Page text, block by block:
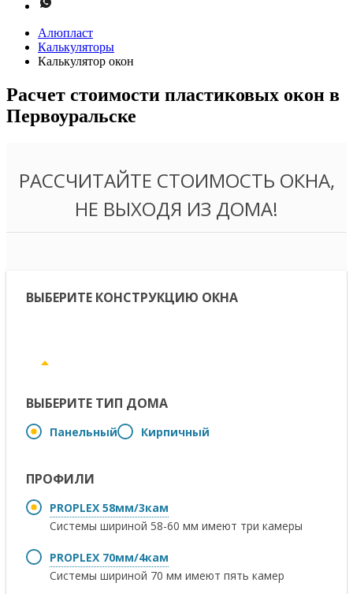
Алюпласт
Калькуляторы
Калькулятор окон
Расчет стоимости пластиковых окон в
Первоуральске
РАССЧИТАЙТЕ СТОИМОСТЬ ОКНА,
НЕ ВЫХОДЯ ИЗ ДОМА!
ВЫБЕРИТЕ КОНСТРУКЦИЮ ОКНА
ВЫБЕРИТЕ ТИП ДОМА
Панельный Кирпичный
ПРОФИЛИ
PROPLEX 58мм/3кам
Системы шириной 58-60 мм имеют три камеры
PROPLEX 70мм/4кам
Системы шириной 70 мм имеют пять камер